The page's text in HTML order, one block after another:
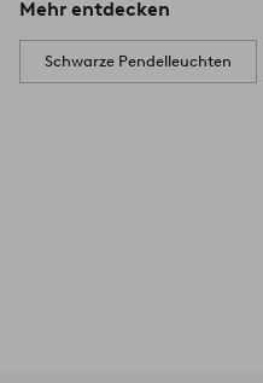
Mehr entdecken
Schwarze Pendelleuchten